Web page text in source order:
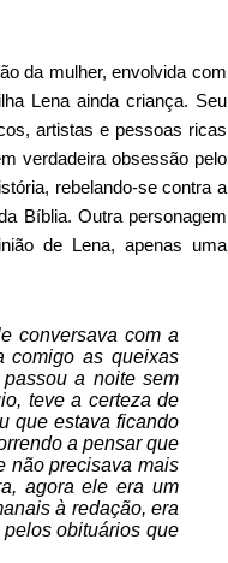
da mulher, envolvidacom
Lena ainda criança. Seu
artistas e pessoas ricas
verdadeira obsessão pelo
rebelando-se contra a
Bíblia. Outra personagem
de Lena, apenas uma
conversava com a
comigo as queixas
a noite sem
teve a certeza de
que estava ficando
a pensar que
não precisava mais
agora ele era um
à redação, era
obituários que